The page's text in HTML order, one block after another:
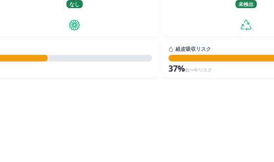
なし
未検出
経皮吸収リスク
37%低〜中リスク